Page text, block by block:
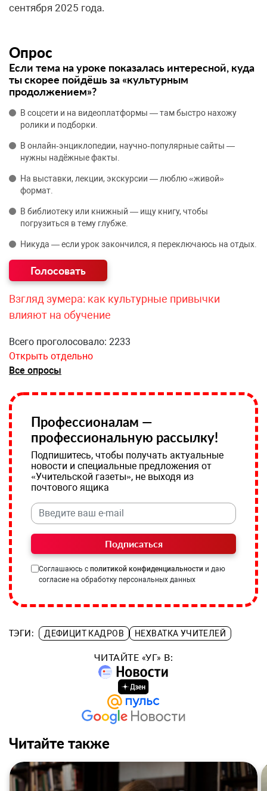
сентября 2025 года.
Опрос
Если тема на уроке показалась интересной, куда
ты скорее пойдёшь за «культурным
продолжением»?
В соцсети и на видеоплатформы — там быстро нахожу
ролики и подборки.
В онлайн‑энциклопедии, научно‑популярные сайты —
нужны надёжные факты.
На выставки, лекции, экскурсии — люблю «живой»
формат.
В библиотеку или книжный — ищу книгу, чтобы
погрузиться в тему глубже.
Никуда — если урок закончился, я переключаюсь на отдых.
Взгляд зумера: как культурные привычки
влияют на обучение
Всего проголосовало: 2233
Открыть отдельно
Все опросы
Профессионалам —
профессиональную рассылку!
Подпишитесь, чтобы получать актуальные
новости и специальные предложения от
«Учительской газеты», не выходя из
почтового ящика
Подписаться
Соглашаюсь с политикой конфиденциальности и даю
согласие на обработку персональных данных
ТЭГИ: ДЕФИЦИТ КАДРОВ НЕХВАТКА УЧИТЕЛЕЙ
ЧИТАЙТЕ «УГ» В:
Читайте также